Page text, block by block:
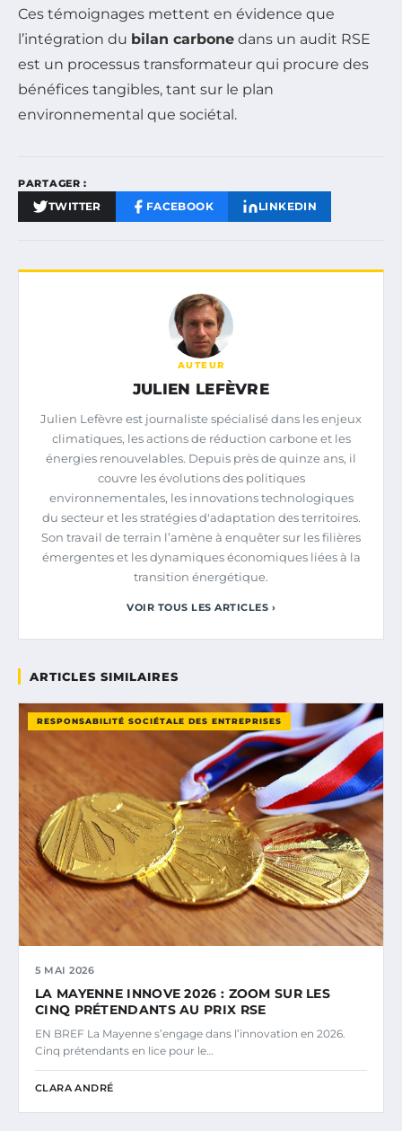
Ces témoignages mettent en évidence que
l’intégration du bilan carbone dans un audit RSE
est un processus transformateur qui procure des
bénéfices tangibles, tant sur le plan
environnemental que sociétal.
PARTAGER :
TWITTER FACEBOOK LINKEDIN
AUTEUR
JULIEN LEFÈVRE
Julien Lefèvre est journaliste spécialisé dans les enjeux
climatiques, les actions de réduction carbone et les
énergies renouvelables. Depuis près de quinze ans, il
couvre les évolutions des politiques
environnementales, les innovations technologiques
du secteur et les stratégies d'adaptation des territoires.
Son travail de terrain l’amène à enquêter sur les filières
émergentes et les dynamiques économiques liées à la
transition énergétique.
VOIR TOUS LES ARTICLES ›
ARTICLES SIMILAIRES
RESPONSABILITÉ SOCIÉTALE DES ENTREPRISES
5 MAI 2026
LA MAYENNE INNOVE 2026 : ZOOM SUR LES
CINQ PRÉTENDANTS AU PRIX RSE
EN BREF La Mayenne s’engage dans l’innovation en 2026.
Cinq prétendants en lice pour le…
CLARA ANDRÉ